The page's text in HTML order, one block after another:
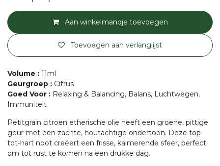
Aan winkelmandje toevoegen
Toevoegen aan verlanglijst
Volume : 11ml
Geurgroep : Citrus
Goed Voor : Relaxing & Balancing, Balans, Luchtwegen,
Immuniteit
Petitgrain citroen etherische olie heeft een groene, pittige
geur met een zachte, houtachtige ondertoon. Deze top-
tot-hart noot creëert een frisse, kalmerende sfeer, perfect
om tot rust te komen na een drukke dag.